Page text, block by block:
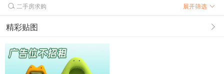
 二手房求购 展开筛选
精彩贴图